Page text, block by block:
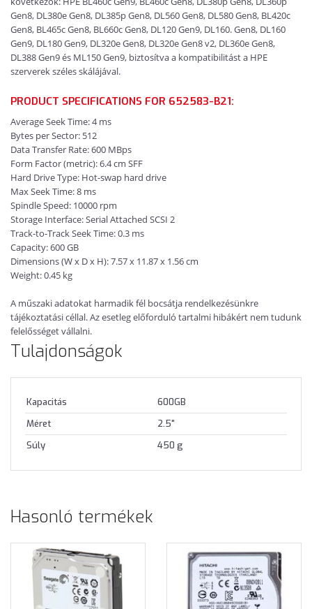
Gen8, DL380e Gen8, DL385p Gen8, DL560 Gen8, DL580 Gen8, BL420c
Gen8, BL465c Gen8, BL660c Gen8, DL120 Gen9, DL160. Gen8, DL160
Gen9, DL180 Gen9, DL320e Gen8, DL320e Gen8 v2, DL360e Gen8,
DL388 Gen9 és ML150 Gen9, biztosítva a kompatibilitást a HPE
szerverek széles skálájával.
PRODUCT SPECIFICATIONS FOR 652583-B21:
Average Seek Time: 4 ms
Bytes per Sector: 512
Data Transfer Rate: 600 MBps
Form Factor (metric): 6.4 cm SFF
Hard Drive Type: Hot-swap hard drive
Max Seek Time: 8 ms
Spindle Speed: 10000 rpm
Storage Interface: Serial Attached SCSI 2
Track-to-Track Seek Time: 0.3 ms
Capacity: 600 GB
Dimensions (W x D x H): 7.57 x 11.87 x 1.56 cm
Weight: 0.45 kg
A műszaki adatokat harmadik fél bocsátja rendelkezésünkre
tájékoztatási céllal. Az esetleg előforduló tartalmi hibákért nem tudunk
felelősséget vállalni.
Tulajdonságok
Kapacitás
600GB
Méret
2.5"
Súly
450 g
Hasonló termékek